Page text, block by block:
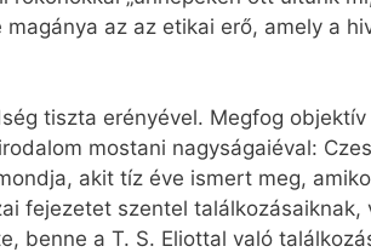
az az etikai erő, amely a
tiszta erényével. Megfog
mostani nagyságaiéval:
akit tíz éve ismert meg,
fejezetet szentel találkozásaiknak,
benne a T. S. Eliottal való